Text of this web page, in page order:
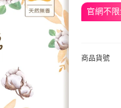
官網不
商品貨號